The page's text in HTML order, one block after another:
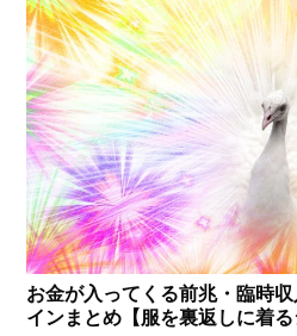
お金が入ってくる前兆・臨時
インまとめ【服を裏返しに着る